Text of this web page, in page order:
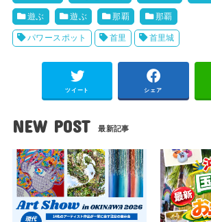
遊ぶ 遊ぶ 那覇 那覇
パワースポット 首里 首里城
ツイート シェア
NEW POST